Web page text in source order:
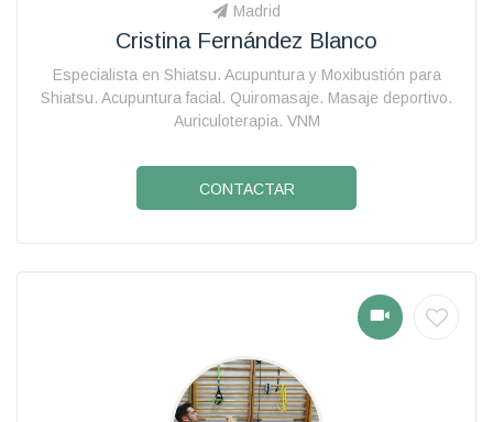
Madrid
Cristina Fernández Blanco
Especialista en Shiatsu. Acupuntura y Moxibustión para
Shiatsu. Acupuntura facial. Quiromasaje. Masaje deportivo.
Auriculoterapia. VNM
CONTACTAR